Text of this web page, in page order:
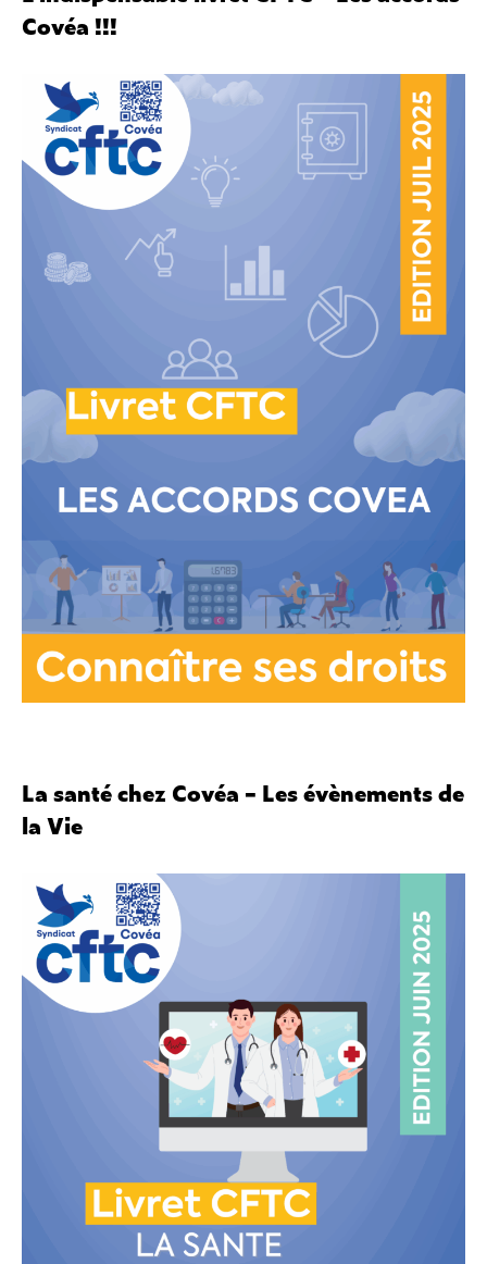
Covéa !!!
La santé chez Covéa – Les évènements de
la Vie